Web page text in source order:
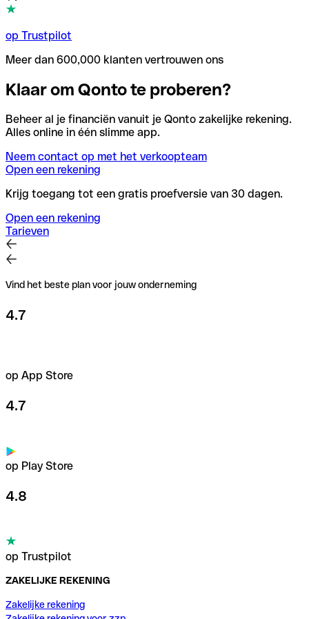
op Trustpilot
Meer dan 600,000 klanten vertrouwen ons
Klaar om Qonto te proberen?
Beheer al je financiën vanuit je Qonto zakelijke rekening.
Alles online in één slimme app.
Neem contact op met het verkoopteam
Open een rekening
Krijg toegang tot een gratis proefversie van 30 dagen.
Open een rekening
Tarieven
Vind het beste plan voor jouw onderneming
4.7
op App Store
4.7
op Play Store
4.8
op Trustpilot
ZAKELIJKE REKENING
Zakelijke rekening